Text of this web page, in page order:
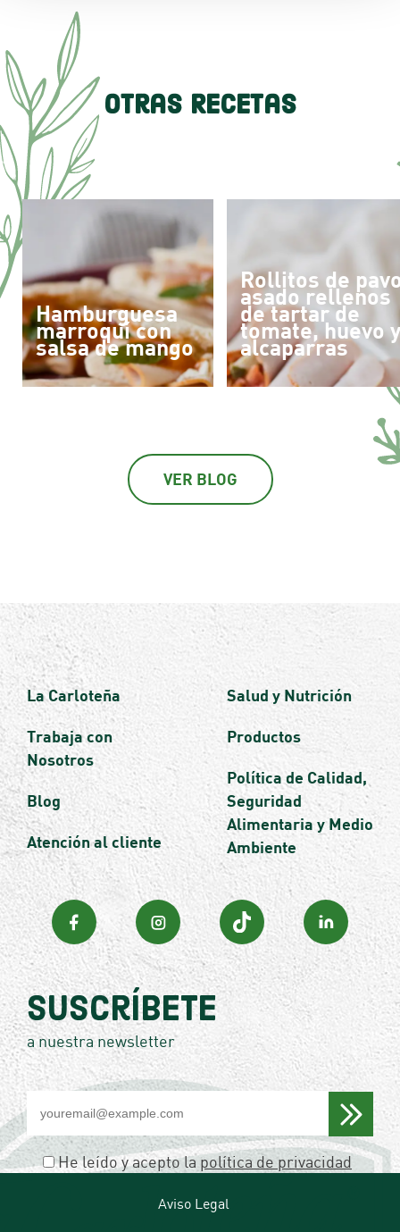
Otras Recetas
Hamburguesa
marroquí con
salsa de mango
Rollitos de
asado rellenos
de tartar de
tomate, huevo y
alcaparras
VER BLOG
La Carloteña
Trabaja con
Nosotros
Blog
Atención al cliente
Salud y Nutrición
Productos
Política de Calidad,
Seguridad
Alimentaria y Medio
Ambiente
Suscríbete
a nuestra newsletter
Por
deja
este
campo
He leído y acepto lapolítica de privacidad
Aviso Legal